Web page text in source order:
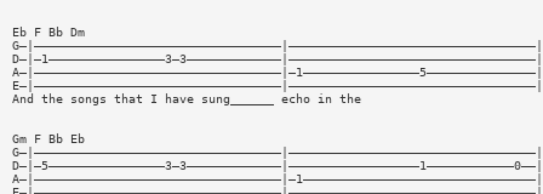
Eb F Bb Dm
G—|——————————————————————————————————|——————————————————————————————————|
D—|—1————————————————3—3—————————————|——————————————————————————————————|
A—|——————————————————————————————————|—1————————————————5———————————————|
E—|——————————————————————————————————|——————————————————————————————————|
And the songs that I have sung______ echo in the
Gm F Bb Eb
G—|——————————————————————————————————|——————————————————————————————————|
D—|—5————————————————3—3—————————————|——————————————————1————————————0——|
A—|——————————————————————————————————|—1————————————————————————————————|